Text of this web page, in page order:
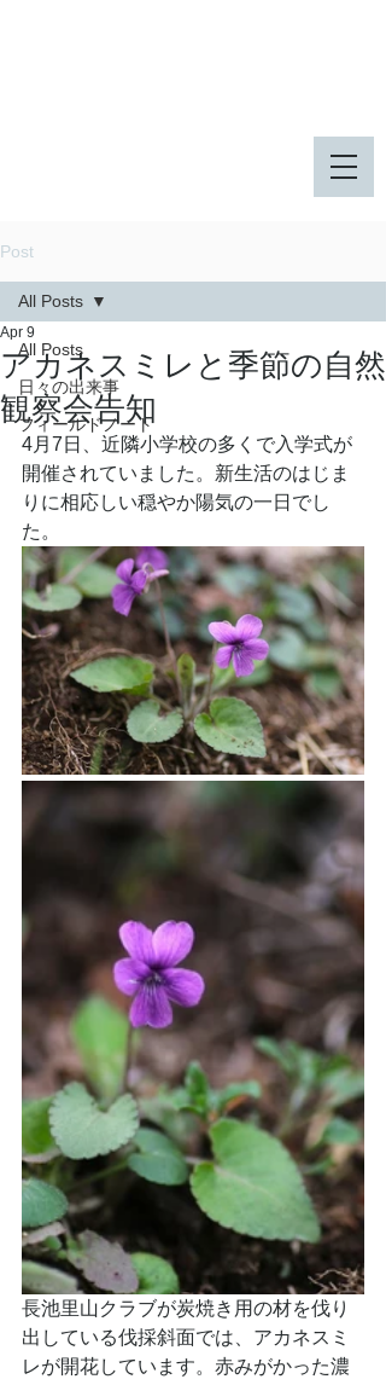
Post
All Posts
日々の出来事
フィールドノート
All Posts
アカネスミレと季節の自然
観察会告知
Apr 9
4月7日、近隣小学校の多くで入学式が
開催されていました。新生活のはじま
りに相応しい穏やか陽気の一日でし
た。
長池里山クラブが炭焼き用の材を伐り
出している伐採斜面では、アカネスミ
レが開花しています。赤みがかった濃